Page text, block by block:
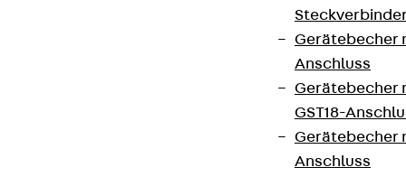
Gerätebecher
Anschluss
Gerätebecher
GST18-
Gerätebecher
Anschluss